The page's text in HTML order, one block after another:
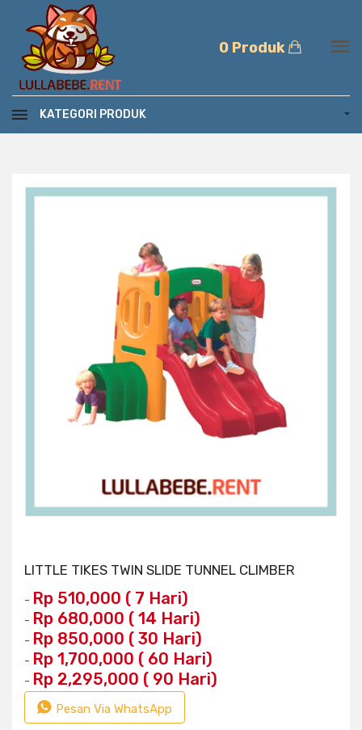
0 Produk
KATEGORI PRODUK
LITTLE TIKES TWIN SLIDE TUNNEL CLIMBER
- Rp 510,000 ( 7 Hari)
- Rp 680,000 ( 14 Hari)
- Rp 850,000 ( 30 Hari)
- Rp 1,700,000 ( 60 Hari)
- Rp 2,295,000 ( 90 Hari)
Pesan Via WhatsApp